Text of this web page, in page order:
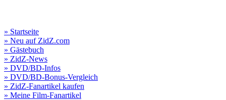
» Startseite
» Neu auf ZidZ.com
» Gästebuch
» ZidZ-News
» DVD/BD-Infos
» DVD/BD-Bonus-Vergleich
» ZidZ-Fanartikel kaufen
» Meine Film-Fanartikel